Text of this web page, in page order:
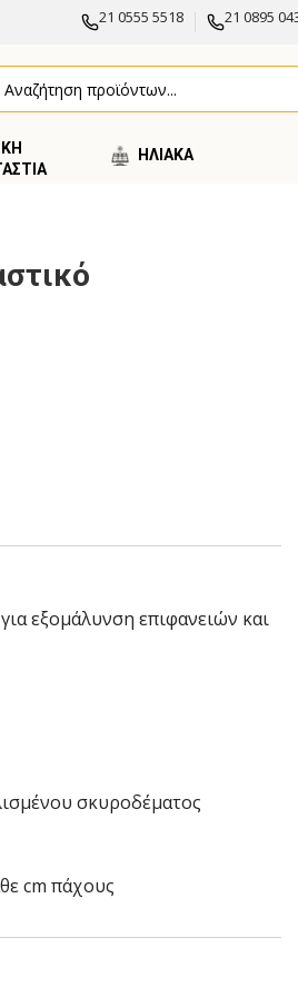
21 0555 5518 21 0895
ΗΛΙΑΚA
εξομάλυνση επιφανειών και
σκυροδέματος
cm πάχους